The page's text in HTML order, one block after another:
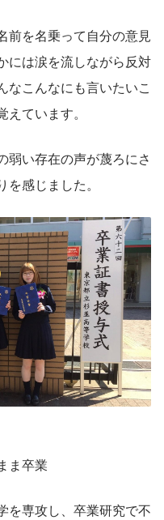
前を名乗って自分の意見
には涙を流しながら反対
なこんなにも言いたいこ
ています。
弱い存在の声が蔑ろにさ
感じました。
ま卒業
を専攻し、卒業研究で不